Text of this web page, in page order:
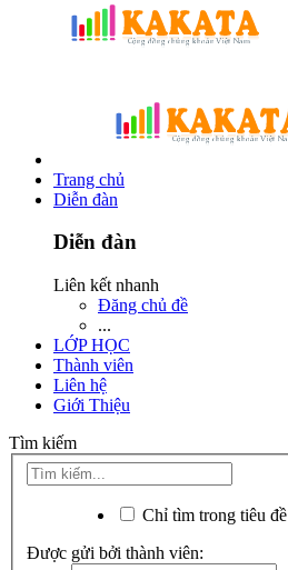
Trang chủ
Diễn đàn
Diễn đàn
Liên kết nhanh
Đăng chủ đề
...
LỚP HỌC
Thành viên
Liên hệ
Giới Thiệu
Tìm kiếm
Chỉ tìm trong tiêu đề
Được gửi bởi thành viên: